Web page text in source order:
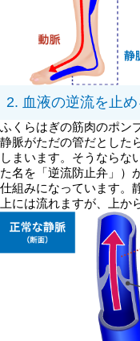
2. 血液の逆流を止
ふくらはぎの筋肉のポン
静脈がただの管だとした
しまいます。そうならな
た名を「逆流防止弁」）
仕組みになっています。
上には流れますが、上か